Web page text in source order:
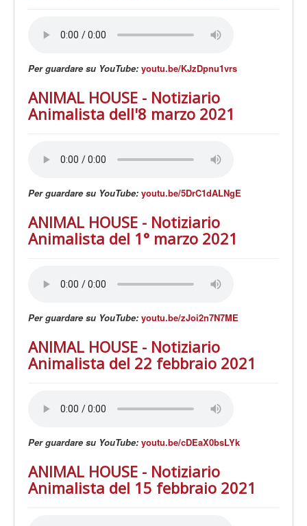
Per guardare su YouTube: youtu.be/KJzDpnu1vrs
ANIMAL HOUSE - Notiziario
Animalista dell'8 marzo 2021
Per guardare su YouTube: youtu.be/5DrC1dALNgE
ANIMAL HOUSE - Notiziario
Animalista del 1° marzo 2021
Per guardare su YouTube: youtu.be/zJoi2n7N7ME
ANIMAL HOUSE - Notiziario
Animalista del 22 febbraio 2021
Per guardare su YouTube: youtu.be/cDEaX0bsLYk
ANIMAL HOUSE - Notiziario
Animalista del 15 febbraio 2021